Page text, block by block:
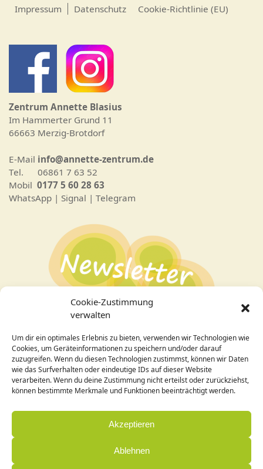
Cookie-Zustimmung
verwalten
Um dir ein optimales Erlebnis zu bieten, verwenden wir Technologien wie
Cookies, um Geräteinformationen zu speichern und/oder darauf
zuzugreifen. Wenn du diesen Technologien zustimmst, können wir Daten
wie das Surfverhalten oder eindeutige IDs auf dieser Website
verarbeiten. Wenn du deine Zustimmung nicht erteilst oder zurückziehst,
können bestimmte Merkmale und Funktionen beeinträchtigt werden.
Akzeptieren
Ablehnen
Impressum Datenschutz Cookie-Richtlinie (EU)
Zentrum Annette Blasius
Im Hammerter Grund 11
66663 Merzig-Brotdorf
E-Mail info@annette-zentrum.de
Tel. 06861 7 63 52
Mobil 0177 5 60 28 63
WhatsApp | Signal | Telegram
Bei Interesse an den Veranstaltungenhier zum
Newsletteranmelden!
Design / Programmierung: